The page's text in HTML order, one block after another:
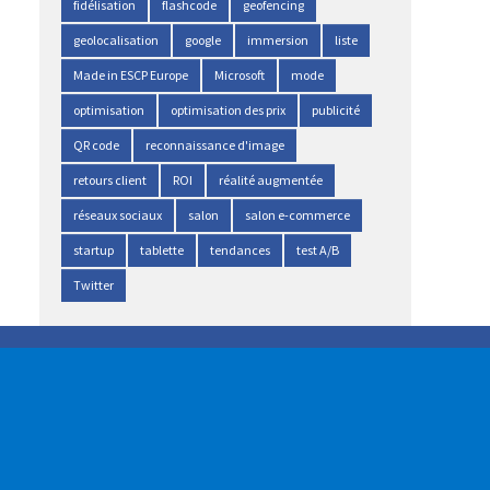
fidélisation flashcode geofencing
geolocalisation google immersion liste
Made in ESCP Europe Microsoft mode
optimisation optimisation des prix publicité
QR code reconnaissance d'image
retours client ROI réalité augmentée
réseaux sociaux salon salon e-commerce
startup tablette tendances test A/B
Twitter